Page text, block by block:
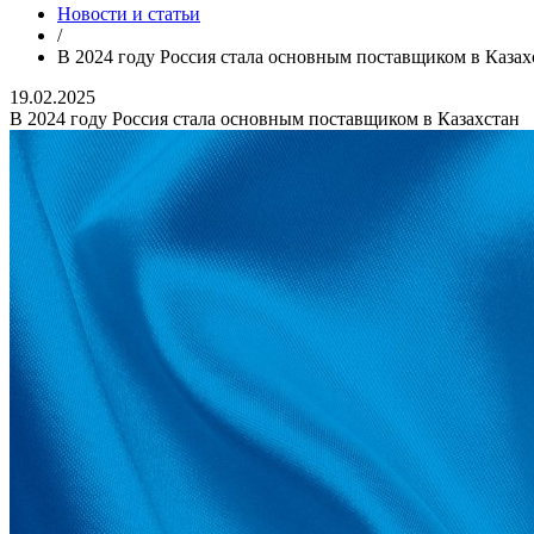
Новости и статьи
/
В 2024 году Россия стала основным поставщиком в
19.02.2025
В 2024 году Россия стала основным поставщиком в Казахстан